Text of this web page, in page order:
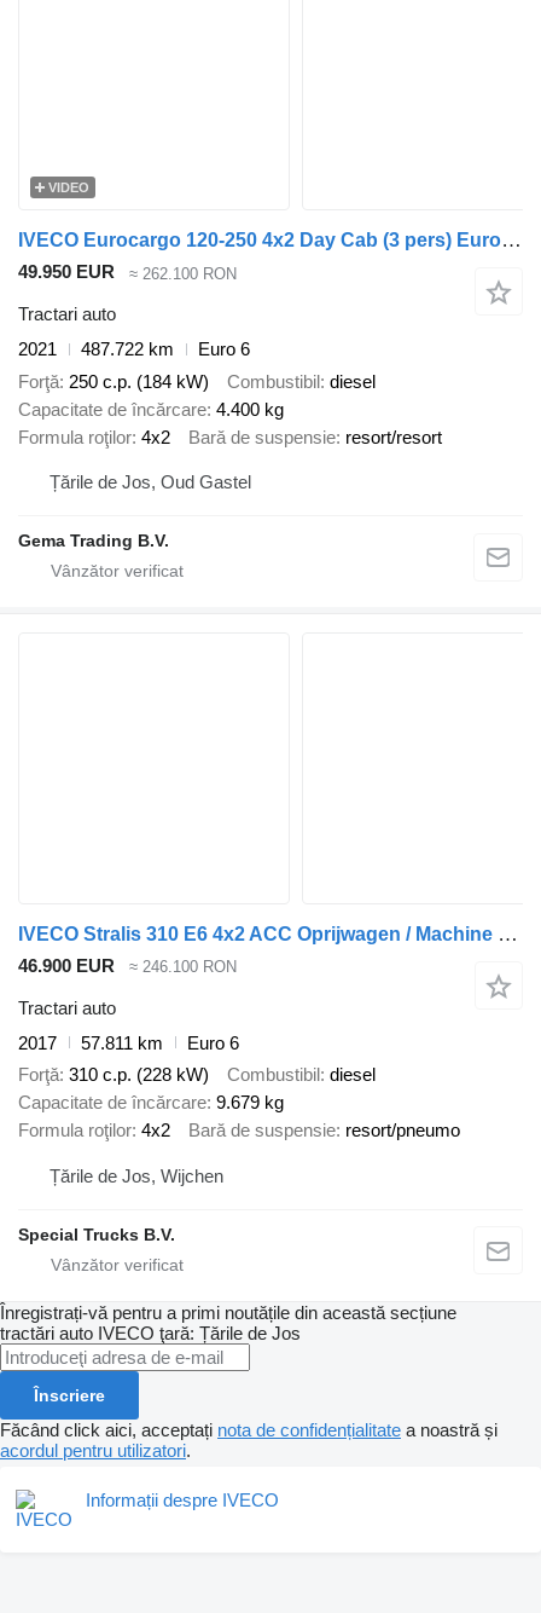
VIDEO
IVECO Eurocargo 120-250 4x2 Day Cab (3 pers) Euro6D - Omarz S4.2000-22
49.950 EUR ≈ 262.100 RON
Tractari auto
2021
487.722 km
Euro 6
Forţă 250 c.p. (184 kW) Combustibil diesel
Capacitate de încărcare 4.400 kg
Formula roţilor 4x2 Bară de suspensie resort/resort
Țările de Jos, Oud Gastel
Gema Trading B.V.
IVECO Stralis 310 E6 4x2 ACC Oprijwagen / Machine transporter (Only 57
46.900 EUR ≈ 246.100 RON
Tractari auto
2017
57.811 km
Euro 6
Forţă 310 c.p. (228 kW) Combustibil diesel
Capacitate de încărcare 9.679 kg
Formula roţilor 4x2 Bară de suspensie resort/pneumo
Țările de Jos, Wijchen
Special Trucks B.V.
Înregistrați-vă pentru a primi noutățile din această secțiune
tractări auto IVECO ţară: Țările de Jos
Înscriere
Făcând click aici, acceptați nota de confidențialitate a noastră și
acordul pentru utilizatori.
Informații despre IVECO